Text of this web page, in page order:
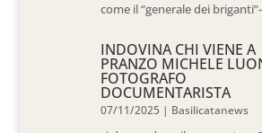
come il “generale dei
INDOVINA CHI VIENE A
PRANZO MICHELE
FOTOGRAFO
DOCUMENTARISTA
07/11/2025 | Basilicatanews